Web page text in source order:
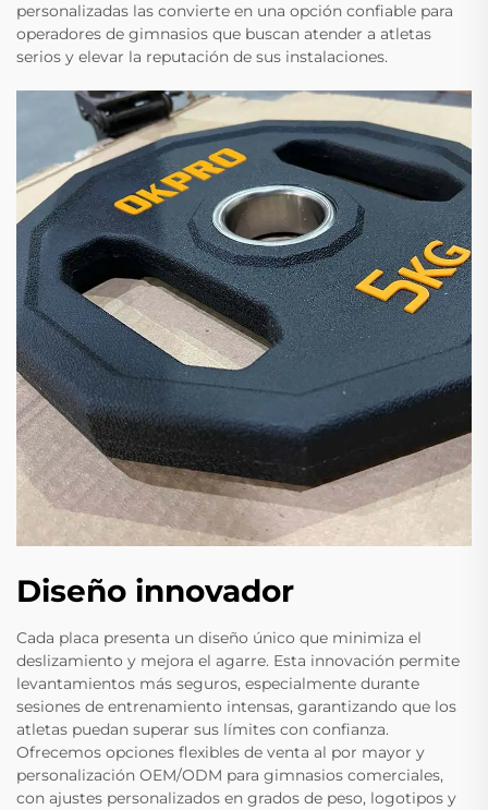
personalizadas las convierte en una opción confiable para
operadores de gimnasios que buscan atender a atletas
serios y elevar la reputación de sus instalaciones.
Diseño innovador
Cada placa presenta un diseño único que minimiza el
deslizamiento y mejora el agarre. Esta innovación permite
levantamientos más seguros, especialmente durante
sesiones de entrenamiento intensas, garantizando que los
atletas puedan superar sus límites con confianza.
Ofrecemos opciones flexibles de venta al por mayor y
personalización OEM/ODM para gimnasios comerciales,
con ajustes personalizados en grados de peso, logotipos y